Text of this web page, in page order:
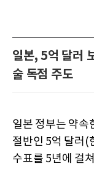
일본, 5억 달러
술 독점 주도
일본 정부는 약속
절반인 5억 달러(
수표를 5년에 걸